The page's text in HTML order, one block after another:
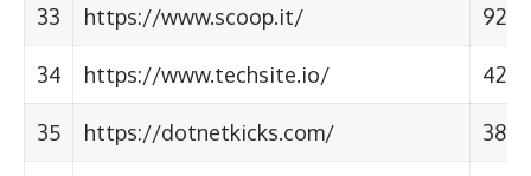
33 https://www.scoop.it/ 92
34 https://www.techsite.io/ 42
35 https://dotnetkicks.com/ 38